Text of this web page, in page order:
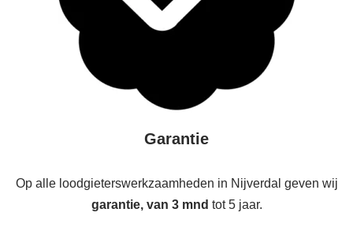
Garantie
Op alle loodgieterswerkzaamheden in Nijverdal geven wij
garantie, van 3 mnd tot 5 jaar.